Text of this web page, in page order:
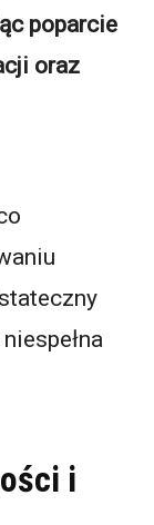
poparcie
oraz
i